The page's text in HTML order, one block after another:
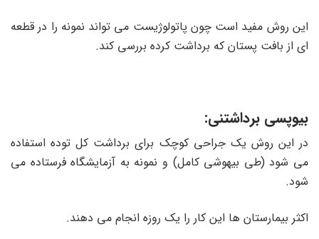
این روش مفید است چون پاتولوژیست می تواند نمونه را در قطعه
ای از بافت پستان که برداشت کرده بررسی کند.
بیوپسی برداشتنی:
در این روش یک جراحی کوچک برای برداشت کل توده استفاده
می شود (طی بیهوشی کامل) و نمونه به آزمایشگاه فرستاده می
شود.
اکثر بیمارستان ها این کار را یک روزه انجام می دهند.